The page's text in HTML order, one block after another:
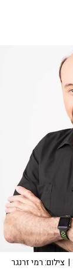
| צילום: רמי זרנגר